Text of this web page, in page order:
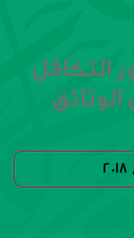
التكافل